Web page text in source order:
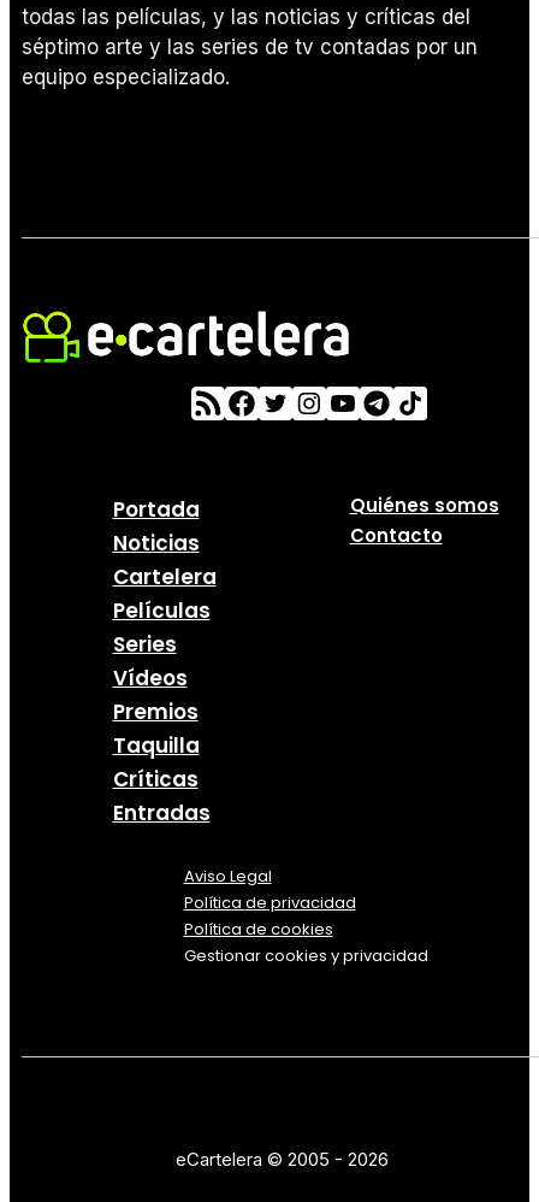
todas las películas, y las noticias y críticas del
séptimo arte y las series de tv contadas por un
equipo especializado.
Portada
Noticias
Cartelera
Películas
Series
Vídeos
Premios
Taquilla
Críticas
Entradas
Quiénes somos
Contacto
Aviso Legal
Política de privacidad
Política de cookies
Gestionar cookies y privacidad
eCartelera © 2005 - 2026